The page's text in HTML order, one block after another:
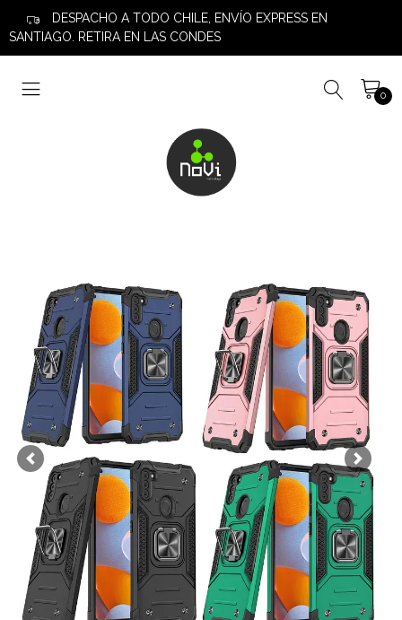
DESPACHO A TODO CHILE, ENVÍO EXPRESS EN
SANTIAGO. RETIRA EN LAS CONDES
0
Previous Next